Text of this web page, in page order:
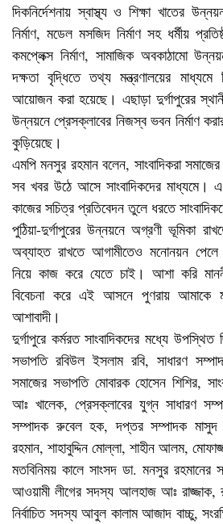
দিকনির্দেশনায় স্বাস্থ্য ও শিক্ষা খাতের
নির্মাণ, মডেল মসজিদ নির্মাণ সহ ধর্মীয়
কমপ্লেক্স নির্মাণ, সামাজিক অবকাঠামো
দক্ষতা বৃদ্ধিতে তথ্য মন্ত্রণালয়ের মাধ্যমে
আয়োজন করা হয়েছে। এছাড়া দুর্গাপুরের
উন্নয়নে প্রেসক্লাবের নিজস্ব ভবন নির্মাণ
কুড়িয়েছে।
এমপি মনসুর রহমান বলেন, সাংবাদিকরা
সব খবর উঠে আসে সাংবাদিকদের মাধ্যমে।
কাজের সচিত্র প্রতিবেদন তুলে ধরতে
পুঠিয়া-দুর্গাপুরের উন্নয়নে অগ্রণী ভূমিকা
অব্যাহত রাখতে আগামীতেও মনোনয়ন পেলে
নিয়ে কাজ করে যেতে চাই। আশা করি
বিবেচনা করে এই আসনে পুণরায় আমাকে
আশাবাদী।
দুর্গাপুরে কর্মরত সাংবাদিকদের মধ্যে উপস্থিত
সভাপতি রবিউল ইসলাম রবি, সাধারণ
সমাজের সভাপতি মোবারক হোসেন শিশির,
আঃ খালেক, প্রেসক্লাবের যুগ্ন সাধারণ
সম্পাদক রুবেল হক, দপ্তর সম্পাদক মাসুদ
রহমান, শাহাবুদ্দিন মোল্লা, শাহীন আলম,
মতবিনিময় কালে সাংসদ ডা. মনসুর রহমানের
আওয়ামী লীগের সদস্য আলহাজ আঃ রাজ্জাক,
নির্বাচিত সদস্য আবুল কালাম আজাদ বাচ্চু,